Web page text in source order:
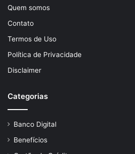
Quem somos
Contato
Termos de Uso
Política de Privacidade
Disclaimer
Categorias
Banco Digital
Benefícios